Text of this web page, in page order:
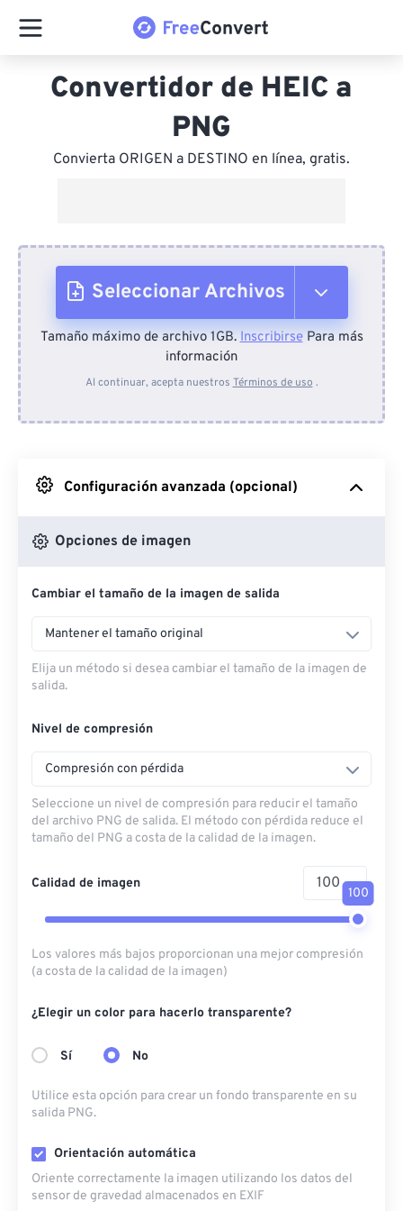
Convertidor de HEIC a
PNG
Convierta ORIGEN a DESTINO en línea, gratis.
Seleccionar Archivos
Desde el dispositivo
Desde Google Drive
Desde OneDrive
Desde URL
Tamaño máximo de archivo 1GB.InscribirsePara más
información
Al continuar, acepta nuestros Términos de uso .
Configuración avanzada (opcional)
Opciones de imagen
Cambiar el tamaño de la imagen de salida
Mantener el tamaño original
Elija un método si desea cambiar el tamaño de la imagen de
salida.
Nivel de compresión
Compresión con pérdida
Seleccione un nivel de compresión para reducir el tamaño
del archivo PNG de salida. El método con pérdida reduce el
tamaño del PNG a costa de la calidad de la imagen.
Calidad de imagen
100
Los valores más bajos proporcionan una mejor compresión
(a costa de la calidad de la imagen)
¿Elegir un color para hacerlo transparente?
Sí No
Utilice esta opción para crear un fondo transparente en su
salida PNG.
Orientación automática
Oriente correctamente la imagen utilizando los datos del
sensor de gravedad almacenados en EXIF